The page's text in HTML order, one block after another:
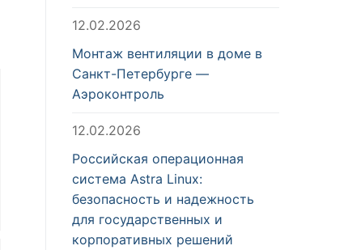
12.02.2026
Монтаж вентиляции в доме в
Санкт-Петербурге —
Аэроконтроль
12.02.2026
Российская операционная
система Astra Linux:
безопасность и надежность
для государственных и
корпоративных решений